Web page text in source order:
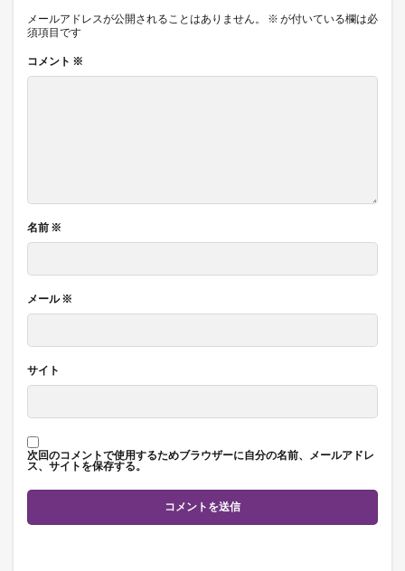
メールアドレスが公開されることはありません。 ※ が付いている欄は必
須項目です
コメント ※
名前 ※
メール※
サイト
次回のコメントで使用するためブラウザーに自分の名前、メールアドレ
ス、サイトを保存する。